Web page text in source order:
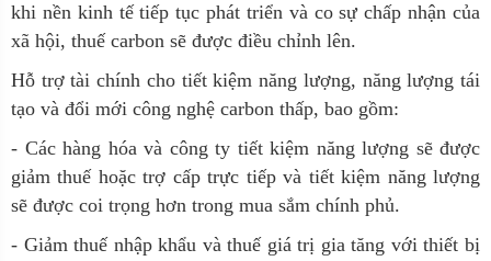
khi nền kinh tế tiếp tục phát triển và co sự chấp nhận của
xã hội, thuế carbon sẽ được điều chỉnh lên.
Hỗ trợ tài chính cho tiết kiệm năng lượng, năng lượng tái
tạo và đổi mới công nghệ carbon thấp, bao gồm:
- Các hàng hóa và công ty tiết kiệm năng lượng sẽ được
giảm thuế hoặc trợ cấp trực tiếp và tiết kiệm năng lượng
sẽ được coi trọng hơn trong mua sắm chính phủ.
- Giảm thuế nhập khẩu và thuế giá trị gia tăng với thiết bị